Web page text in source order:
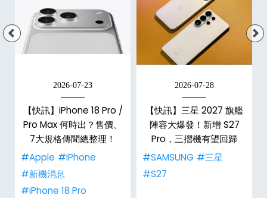
2026-07-23
【快訊】iPhone 18 Pro /
Pro Max 何時出？售價、
7大規格傳聞總整理！
#Apple #iPhone
#新機消息
#iPhone 18 Pro
2026-07-28
【快訊】三星 2027 旗艦
陣容大爆發！新增 S27
Pro，三摺機有望回歸
#SAMSUNG #三星
#S27